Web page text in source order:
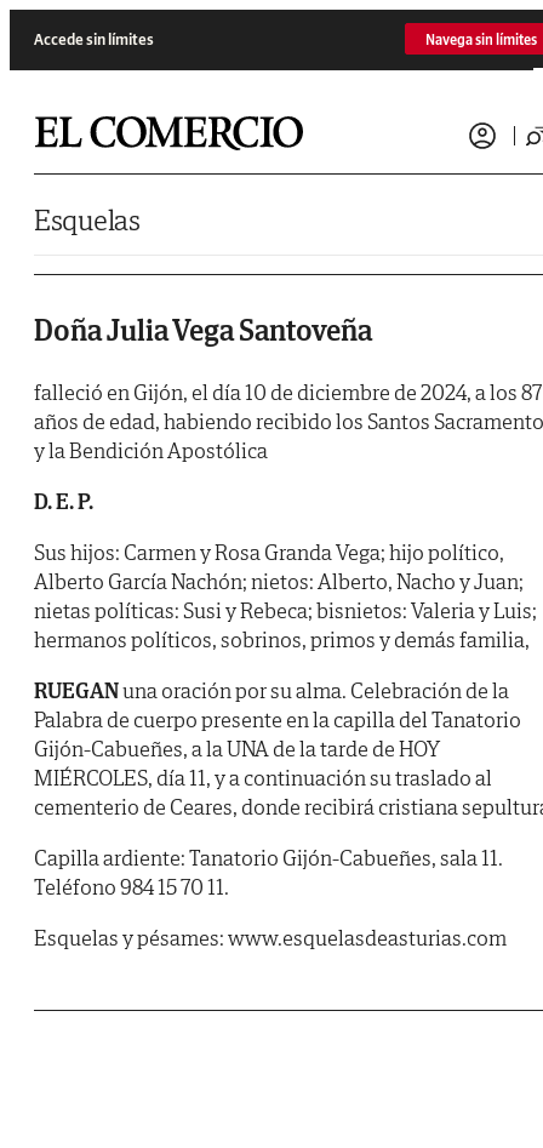
Accede sin límites Navega sin límites
Esquelas
Doña Julia Vega Santoveña
falleció en Gijón, el día 10 de diciembre de 2024, a los 87
años de edad, habiendo recibido los Santos
y la Bendición Apostólica
D. E. P.
Sus hijos: Carmen y Rosa Granda Vega; hijo político,
Alberto García Nachón; nietos: Alberto, Nacho y Juan;
nietas políticas: Susi y Rebeca; bisnietos: Valeria y Luis;
hermanos políticos, sobrinos, primos y demás familia,
RUEGANuna oración por su alma. Celebración de la
Palabra de cuerpo presente en la capilla del Tanatorio
Gijón-Cabueñes, a la UNA de la tarde de HOY
MIÉRCOLES, día 11, y a continuación su traslado al
cementerio de Ceares, donde recibirá cristiana
Capilla ardiente: Tanatorio Gijón-Cabueñes, sala 11.
Teléfono 984 15 70 11.
Esquelas y pésames: www.esquelasdeasturias.com